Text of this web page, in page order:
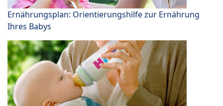
Ernährungsplan: Orientierungshilfe zur Ernährung
Ihres Babys